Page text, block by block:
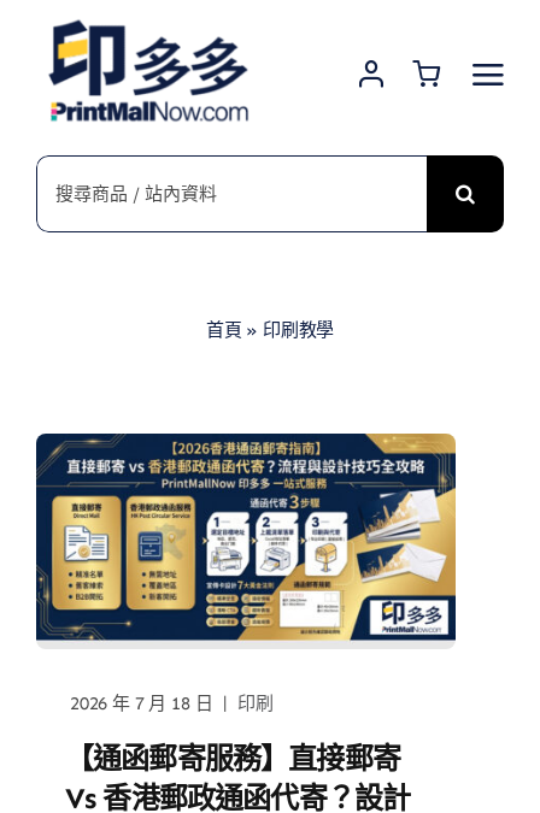
content
搜
首頁 » 印刷教學
2026 年 7 月 18 日 | 印刷
【通函郵寄服務】直接郵寄
Vs 香港郵政通函代寄？設計